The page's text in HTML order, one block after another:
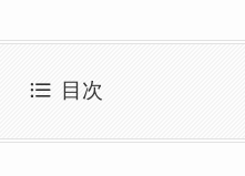
目次